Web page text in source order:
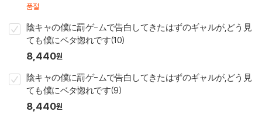
품절
陰キャの僕に罰ゲ-ムで告白してきたはずのギャルが,どう見
ても僕にベタ惚れです(10)
8,440원
陰キャの僕に罰ゲ-ムで告白してきたはずのギャルが,どう見
ても僕にベタ惚れです(9)
8,440원